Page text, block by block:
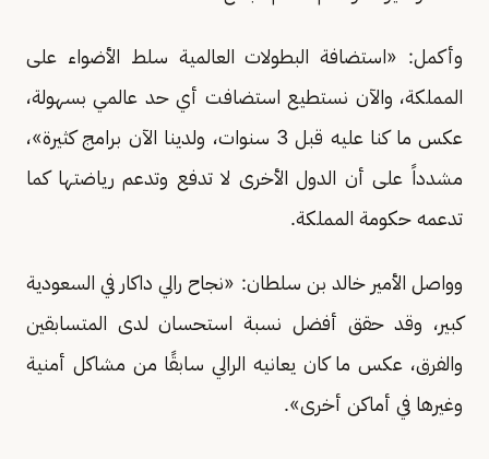
وأكمل: «استضافة البطولات العالمية سلط الأضواء على
المملكة، والآن نستطيع استضافت أي حد عالمي بسهولة،
عكس ما كنا عليه قبل 3 سنوات، ولدينا الآن برامج كثيرة»،
مشدداً على أن الدول الأخرى لا تدفع وتدعم رياضتها كما
تدعمه حكومة المملكة.
وواصل الأمير خالد بن سلطان: «نجاح رالي داكار في السعودية
كبير، وقد حقق أفضل نسبة استحسان لدى المتسابقين
والفرق، عكس ما كان يعانيه الرالي سابقًا من مشاكل أمنية
وغيرها في أماكن أخرى».